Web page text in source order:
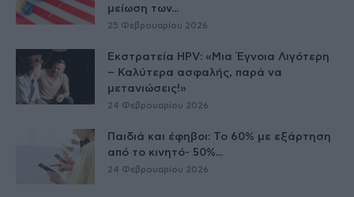
μείωση των...
25 Φεβρουαρίου 2026
Εκστρατεία HPV: «Μια Έγνοια Λιγότερη
– Καλύτερα ασφαλής, παρά να
μετανιώσεις!»
24 Φεβρουαρίου 2026
Παιδιά και έφηβοι: Το 60% με εξάρτηση
από το κινητό- 50%...
24 Φεβρουαρίου 2026